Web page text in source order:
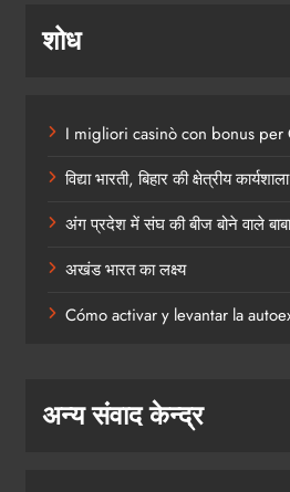
शोध
I migliori casinò con bonus per
विद्या भारती, बिहार की क्षेत्रीय
अंग प्रदेश में संघ की बीज बोने वाले
अखंड भारत का लक्ष्य
Cómo activar y levantar la
अन्य संवाद केन्द्र